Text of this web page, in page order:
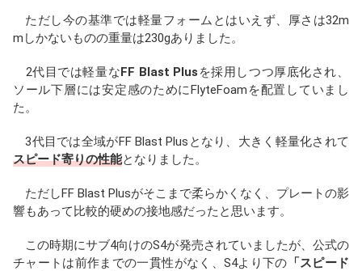
ただし今の基準では軽量フォームとはいえず、厚さは32m
mしかないものの重量は230gありました。
2代目では軽量なFF Blast Plus を採用しつつ厚底化され、
ソール下層には安定感のためにFlyteFoamを配置していまし
た。
3代目では全域がFF Blast Plusとなり、大きく軽量化されて
スピード寄りの性能となりました。
ただしFF Blast Plusがそこまで柔らかくなく、プレートの影
響もあって比較的硬めの接地感だったと思います。
この時期にサブ4向けのS4が発売されていましたが、公式の
チャートは前作までの一貫性がなく、S4より下の 「スピード